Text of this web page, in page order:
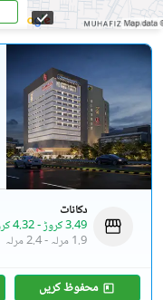
دکانات
3.49 کروڑ
-4.32 کروڑ
1.9 مرلہ
-2.4 مرلہ
محفوظ کریں